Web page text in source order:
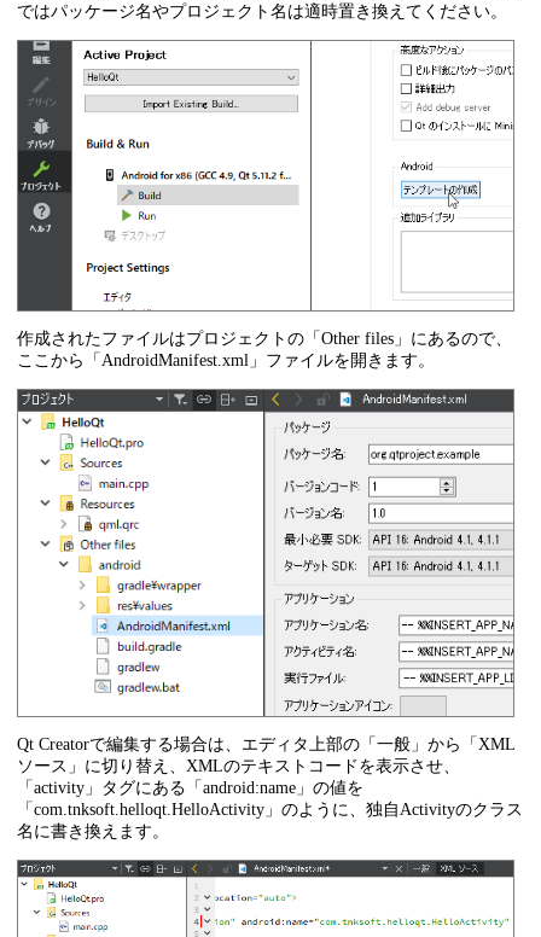
ではパッケージ名やプロジェクト名は適時置き換えてください。
作成されたファイルはプロジェクトの「Other files」にあるので、
ここから「AndroidManifest.xml」ファイルを開きます。
Qt Creatorで編集する場合は、エディタ上部の「一般」から「XML
ソース」に切り替え、XMLのテキストコードを表示させ、
「activity」タグにある「android:name」の値を
「com.tnksoft.helloqt.HelloActivity」のように、独自Activityのクラス
名に書き換えます。